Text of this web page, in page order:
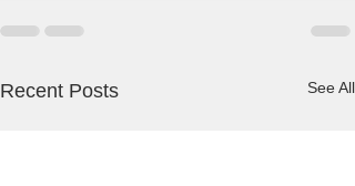
Recent Posts See All